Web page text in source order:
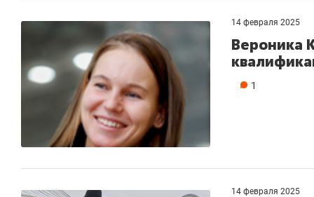
14 февраля 2025
Вероника
1
14 февраля 2025